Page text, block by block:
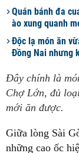
Quán bánh đa
ào xung quanh
Độc lạ món ăn
Đồng Nai nhưng
Đây chính là
Chợ Lớn, đủ
mới ăn được.
Giữa lòng Sài
những cao ốc